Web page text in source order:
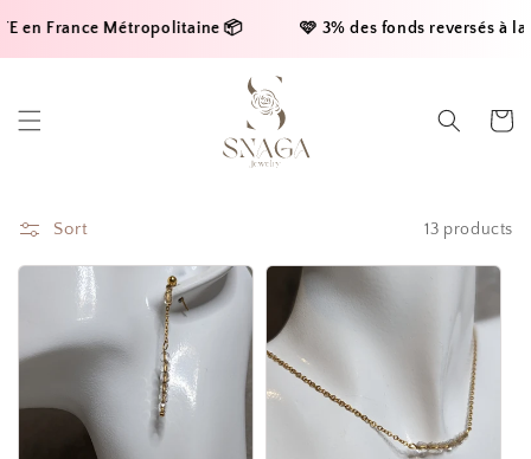
France Métropolitaine 📦
🩷 3% des fonds reversés à la
content
Cart
Sort 13 products